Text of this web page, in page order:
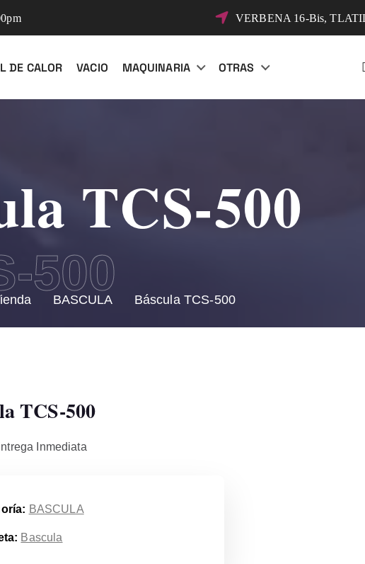
VERBENA 16-Bis,
DE CALOR VACIO MAQUINARIA OTRAS
500
TCS-500
BASCULA Báscula TCS-500
TCS-500
Inmediata
BASCULA
Bascula